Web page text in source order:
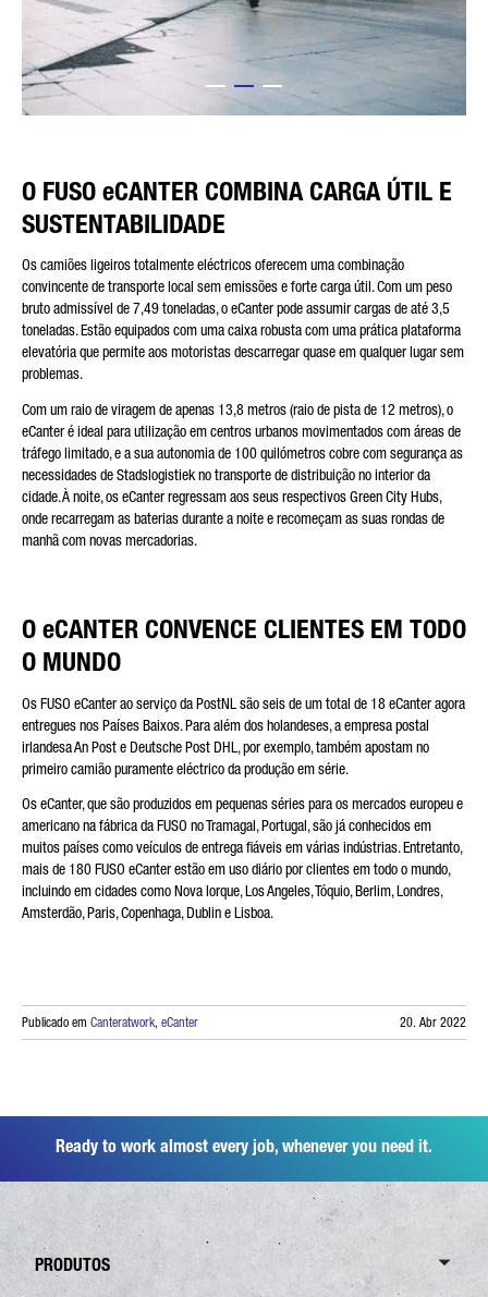
O FUSO eCANTER COMBINA CARGA ÚTIL E
SUSTENTABILIDADE
Os camiões ligeiros totalmente eléctricos oferecem uma combinação
convincente de transporte local sem emissões e forte carga útil. Com um peso
bruto admissível de 7,49 toneladas, o eCanter pode assumir cargas de até 3,5
toneladas. Estão equipados com uma caixa robusta com uma prática plataforma
elevatória que permite aos motoristas descarregar quase em qualquer lugar sem
problemas.
Com um raio de viragem de apenas 13,8 metros (raio de pista de 12 metros), o
eCanter é ideal para utilização em centros urbanos movimentados com áreas de
tráfego limitado, e a sua autonomia de 100 quilómetros cobre com segurança as
necessidades de Stadslogistiek no transporte de distribuição no interior da
cidade. À noite, os eCanter regressam aos seus respectivos Green City Hubs,
onde recarregam as baterias durante a noite e recomeçam as suas rondas de
manhã com novas mercadorias.
O eCANTER CONVENCE CLIENTES EM TODO
O MUNDO
Os FUSO eCanter ao serviço da PostNL são seis de um total de 18 eCanter agora
entregues nos Países Baixos. Para além dos holandeses, a empresa postal
irlandesa An Post e Deutsche Post DHL, por exemplo, também apostam no
primeiro camião puramente eléctrico da produção em série.
Os eCanter, que são produzidos em pequenas séries para os mercados europeu e
americano na fábrica da FUSO no Tramagal, Portugal, são já conhecidos em
muitos países como veículos de entrega fiáveis em várias indústrias. Entretanto,
mais de 180 FUSO eCanter estão em uso diário por clientes em todo o mundo,
incluindo em cidades como Nova Iorque, Los Angeles, Tóquio, Berlim, Londres,
Amsterdão, Paris, Copenhaga, Dublin e Lisboa.
Publicado em Canteratwork, eCanter 20. Abr 2022
Ready to work almost every job, whenever you need it.
PRODUTOS